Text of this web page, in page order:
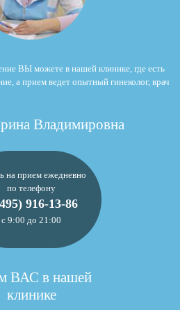
ВЫ можете в нашей клинике, где есть
а прием ведет опытный гинеколог, врач
Владимировна
на прием ежедневно
по телефону
916-13-86
с 9:00 до 21:00
ВАС в нашей
клинике